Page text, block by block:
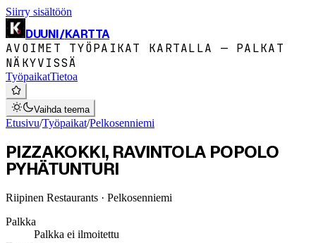
Siirry sisältöön
DUUNI/KARTTA
AVOIMET TYÖPAIKAT KARTALLA — PALKAT
NÄKYVISSÄ
TyöpaikatTietoa
Vaihda teema
Etusivu/Työpaikat/Pelkosenniemi
PIZZAKOKKI, RAVINTOLA POPOLO
PYHÄTUNTURI
Riipinen Restaurants · Pelkosenniemi
Palkka
Palkka ei ilmoitettu